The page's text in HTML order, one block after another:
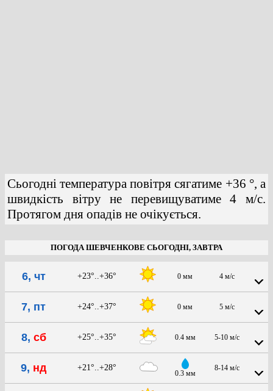
Сьогодні температура повітря сягатиме +36 °, а
швидкість вітру не перевищуватиме 4 м/с.
Протягом дня опадів не очікується.
ПОГОДА ШЕВЧЕНКОВЕ СЬОГОДНІ, ЗАВТРА
6, чт +23°..+36° 0 мм 4 м/с
7, пт +24°..+37° 0 мм 5 м/с
8, сб +25°..+35° 0.4 мм 5-10 м/с
9, нд +21°..+28°
0.3 мм
8-14 м/с